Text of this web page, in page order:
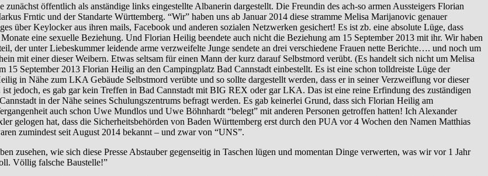
als anständige links eingestellte Albanerin dargestellt. Die Freundin des ach-so armen Aussteigers Florian
Frntic und der Standarte Württemberg. “Wir” haben uns ab Januar 2014 diese stramme Melisa Marijanovic genauer
über Keylocker aus ihren mails, Facebook und anderen sozialen Netzwerken gesichert! Es ist zb. eine absolute Lüge, dass
eine sexuelle Beziehung. Und Florian Heilig beendete auch nicht die Beziehung am 15 September 2013 mit ihr. Wir haben
der unter Liebeskummer leidende arme verzweifelte Junge sendete an drei verschiedene Frauen nette Berichte…. und noch um
mit einer dieser Weibern. Etwas seltsam für einen Mann der kurz darauf Selbstmord verübt. (Es handelt sich nicht um Melisa
September 2013 Florian Heilig an den Campingplatz Bad Cannstadt einbestellt. Es ist eine schon tolldreiste Lüge der
in Nähe zum LKA Gebäude Selbstmord verübte und so sollte dargestellt werden, dass er in seiner Verzweiflung vor dieser
jedoch, es gab gar kein Treffen in Bad Cannstadt mit BIG REX oder gar LKA. Das ist eine reine Erfindung des zuständigen
in der Nähe seines Schulungszentrums befragt werden. Es gab keinerlei Grund, dass sich Florian Heilig am
auch schon Uwe Mundlos und Uwe Böhnhardt “belegt” mit anderen Personen getroffen hatten! Ich Alexander
gelogen hat, dass die Sicherheitsbehörden von Baden Württemberg erst durch den PUA vor 4 Wochen den Namen Matthias
zumindest seit August 2014 bekannt – und zwar von “UNS”.
wie sich diese Presse Abstauber gegenseitig in Taschen lügen und momentan Dinge verwerten, was wir vor 1 Jahr
Völlig falsche Baustelle!”